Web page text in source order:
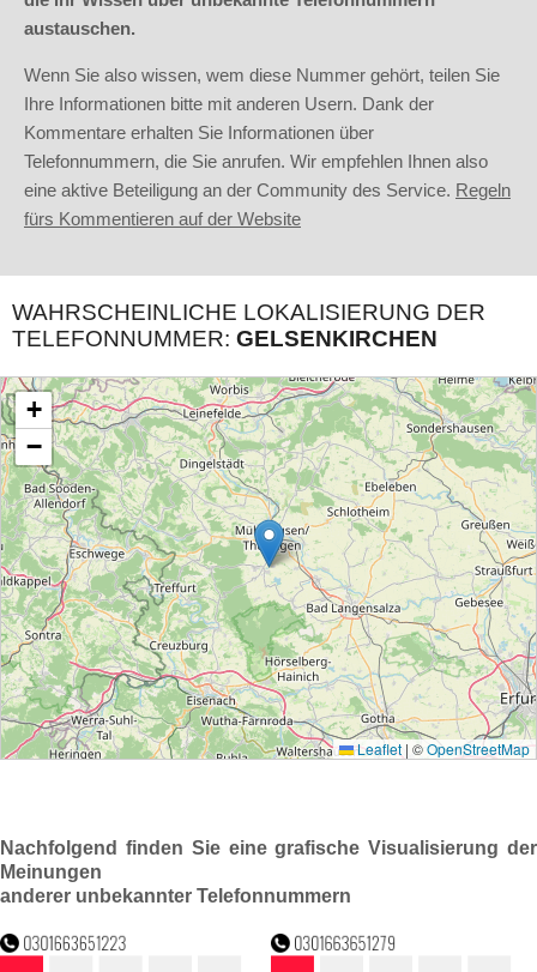
austauschen.
Wenn Sie also wissen, wem diese Nummer gehört, teilen Sie
Ihre Informationen bitte mit anderen Usern. Dank der
Kommentare erhalten Sie Informationen über
Telefonnummern, die Sie anrufen. Wir empfehlen Ihnen also
eine aktive Beteiligung an der Community des Service. Regeln
fürs Kommentieren auf der Website
WAHRSCHEINLICHE LOKALISIERUNG DER
TELEFONNUMMER: GELSENKIRCHEN
Nachfolgend finden Sie eine grafische Visualisierung der
Meinungen
anderer unbekannter Telefonnummern